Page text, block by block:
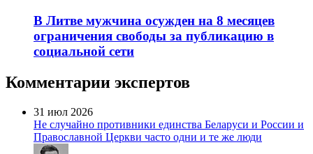
В Литве мужчина осужден на 8 месяцев
ограничения свободы за публикацию в
социальной сети
Комментарии экспертов
31 июл 2026
Не случайно противники единства Беларуси и России и
Православной Церкви часто одни и те же люди